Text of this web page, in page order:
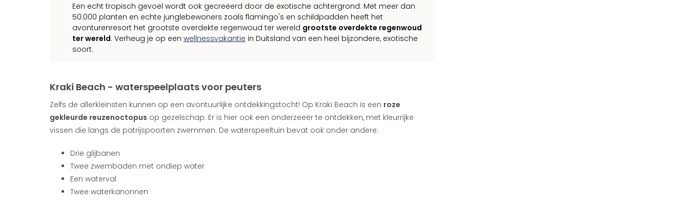
Een echt tropisch gevoel wordt ook gecreëerd door de exotische achtergrond: Met meer dan
50.000 planten en echte junglebewoners zoals flamingo's en schildpadden heeft het
avonturenresort het grootste overdekte regenwoud ter wereld grootste overdekte regenwoud
ter wereld. Verheug je op een wellnessvakantie in Duitsland van een heel bijzondere, exotische
soort.
Kraki Beach - waterspeelplaats voor peuters
Zelfs de allerkleinsten kunnen op een avontuurlijke ontdekkingstocht! Op Kraki Beach is een roze
gekleurde reuzenoctopus op gezelschap. Er is hier ook een onderzeeër te ontdekken, met kleurrijke
vissen die langs de patrijspoorten zwemmen. De waterspeeltuin bevat ook onder andere:
Drie glijbanen
Twee zwembaden met ondiep water
Een waterval
Twee waterkanonnen